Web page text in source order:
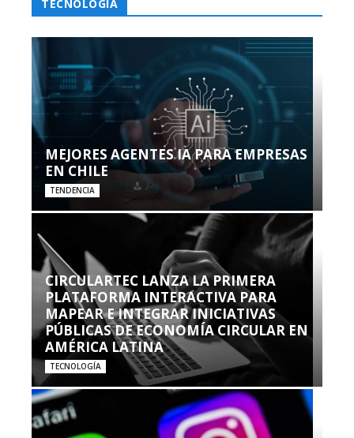
TECNOLOGÍA
MEJORES AGENTES IA PARA EMPRESAS
EN CHILE
TENDENCIA
CIRCULARTEC LANZA LA PRIMERA
PLATAFORMA INTERACTIVA PARA
MAPEAR E INTEGRAR INICIATIVAS
PÚBLICAS DE ECONOMÍA CIRCULAR EN
AMÉRICA LATINA
TECNOLOGÍA